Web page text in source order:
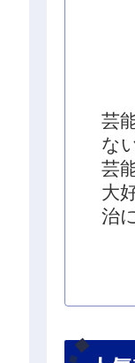
芸
な
芸
大
治